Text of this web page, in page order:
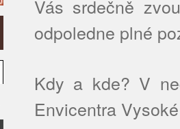
Vás srdečně
odpoledne plné
Kdy a kde? V
Envicentra